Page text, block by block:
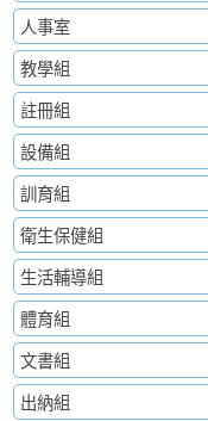
人事室
教學組
註冊組
設備組
訓育組
衛生保健組
生活輔導組
體育組
文書組
出納組